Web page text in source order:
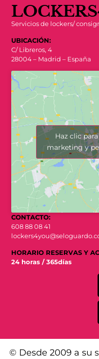
Servicios de lockers/
UBICACIÓN:
C/ Libreros, 4
28004 – Madrid – España
Haz clic
marketing y
CONTACTO:
608 88 08 41
HORARIO RESERVAS Y
24 horas / 365días
© Desde 2009 a su